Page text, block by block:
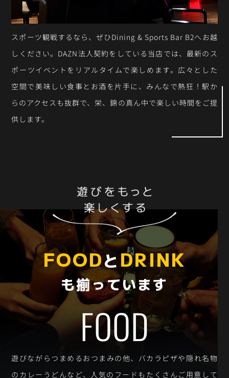
スポーツ観戦するなら、ぜひDining & Sports Bar B2へお越
しください。DAZN法人契約をしている当店では、最新のス
ポーツイベントをリアルタイムで楽しめます。広々とした
空間で美味しい食事とお酒を片手に、みんなで熱狂！駅か
らのアクセスも抜群で、栄、錦の真ん中で楽しい時間をご提
供します。
FOODとDRINK
も揃っています
FOOD
遊びながらつまめるおつまみの他、バカラピザや隠れ名物
のカレーうどんなど、人気のフードもたくさんご用意して